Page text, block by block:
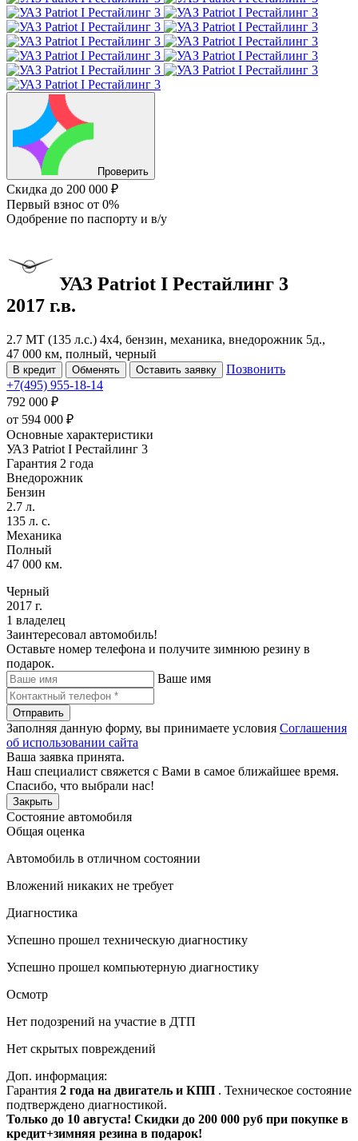
Проверить
Скидка до 200 000 ₽
Первый взнос от 0%
Одобрение по паспорту и в/у
УАЗ Patriot I Рестайлинг 3
2017 г.в.
2.7 MT (135 л.с.) 4x4, бензин, механика, внедорожник 5д.,
47 000 км, полный, черный
В кредит Обменять Оставить заявку
Позвонить
+7(495) 955-18-14
792 000 ₽
от 594 000 ₽
Основные характеристики
УАЗ Patriot I Рестайлинг 3
Гарантия 2 года
Внедорожник
Бензин
2.7 л.
135 л. с.
Механика
Полный
47 000 км.
Черный
2017 г.
1 владелец
Заинтересовал автомобиль!
Оставьте номер телефона и получите зимнюю резину в
подарок.
Ваше имя
Отправить
Заполняя данную форму, вы принимаете условия Соглашения
об использовании сайта
Ваша заявка принята.
Наш специалист свяжется с Вами в самое ближайшее время.
Спасибо, что выбрали нас!
Закрыть
Состояние автомобиля
Общая оценка
Автомобиль в отличном состоянии
Вложений никаких не требует
Диагностика
Успешно прошел техническую диагностику
Успешно прошел компьютерную диагностику
Осмотр
Нет подозрений на участие в ДТП
Нет скрытых повреждений
Доп. информация:
Гарантия 2 года на двигатель и КПП . Техническое состояние
подтверждено диагностикой.
Только до 10 августа! Скидки до 200 000 руб при покупке в
кредит+зимняя резина в подарок!